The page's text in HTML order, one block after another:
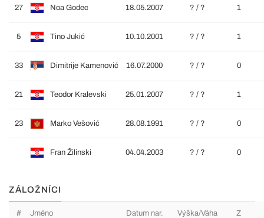
27 Noa Godec 18.05.2007 ? / ? 1
5 Tino Jukić 10.10.2001 ? / ? 1
33 Dimitrije Kamenović 16.07.2000 ? / ? 0
21 Teodor Kralevski 25.01.2007 ? / ? 1
23 Marko Vešović 28.08.1991 ? / ? 0
Fran Žilinski 04.04.2003 ? / ? 0
ZÁLOŽNÍCI
# Jméno Datum nar. Výška/Váha Z